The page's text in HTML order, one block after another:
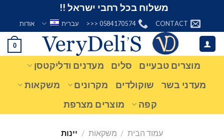
content
משלוח בכל רחבי ישראל !!
CONTACT
0584170574 <<< עברית אודות
0
מוצרים טבעיים סלים
מעדנים ודליקטסן
מעדני בשר
שוקולדים מקרונים
משקאות
קפה
מוצרים מצרפת
עמוד הבית / משקאות / יינות